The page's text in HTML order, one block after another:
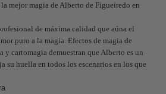
mejor magia de Alberto de Figueiredo en
de máxima calidad que aúna el
puro a la magia. Efectos de magia de
y cartomagia demuestran que Alberto es un
su huella en todos los escenarios en los que